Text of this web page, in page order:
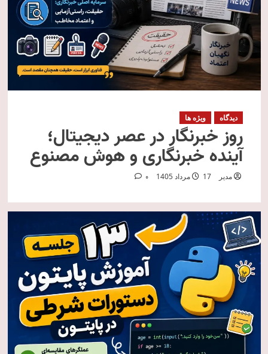
دیدگاه ویژه ها
روز خبرنگار در عصر دیجیتال؛
آینده خبرنگاری و هوش مصنوع
مدیر 17 مرداد 1405 0